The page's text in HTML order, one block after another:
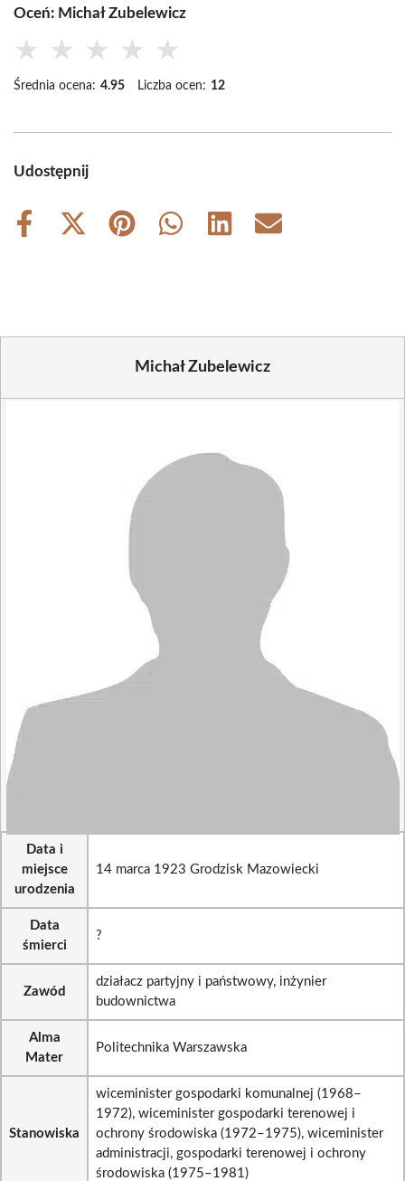
Oceń: Michał Zubelewicz
★ ★ ★ ★ ★
Średnia ocena: 4.95 Liczba ocen: 12
Udostępnij
Share
Share
Share
Share
Share
Share
Michał Zubelewicz
Data i
miejsce
urodzenia
14 marca 1923 Grodzisk Mazowiecki
Data
śmierci
?
Zawód
działacz partyjny i państwowy, inżynier
budownictwa
Alma
Mater
Politechnika Warszawska
Stanowiska
wiceminister gospodarki komunalnej (1968–
1972), wiceminister gospodarki terenowej i
ochrony środowiska (1972–1975), wiceminister
administracji, gospodarki terenowej i ochrony
środowiska (1975–1981)